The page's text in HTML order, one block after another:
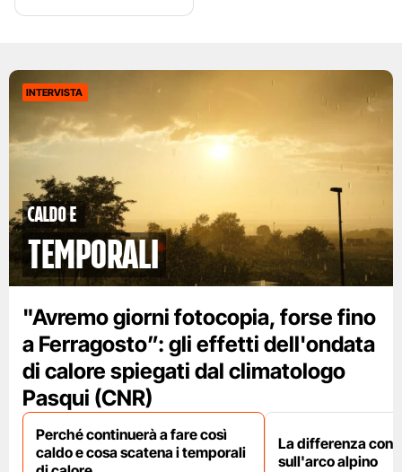
INTERVISTA
caldo e
temporali
"Avremo giorni fotocopia, forse fino
a Ferragosto”: gli effetti dell'ondata
di calore spiegati dal climatologo
Pasqui (CNR)
Perché continuerà a fare così
caldo e cosa scatena i temporali
La differenza con
sull'arco alpino